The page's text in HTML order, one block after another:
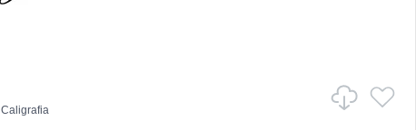
Caligrafia